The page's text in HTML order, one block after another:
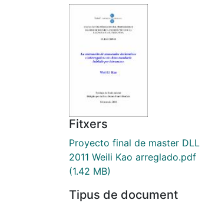
Fitxers
Proyecto final de master DLL
2011 Weili Kao arreglado.pdf
(1.42 MB)
Tipus de document